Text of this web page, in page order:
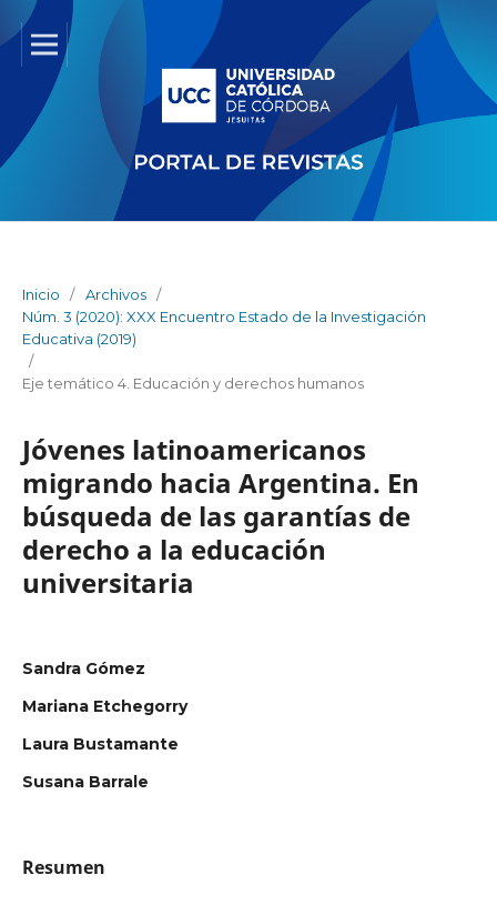
Inicio / Archivos /
Núm. 3 (2020): XXX Encuentro Estado de la Investigación
Educativa (2019)
/
Eje temático 4. Educación y derechos humanos
Jóvenes latinoamericanos
migrando hacia Argentina. En
búsqueda de las garantías de
derecho a la educación
universitaria
Sandra Gómez
Mariana Etchegorry
Laura Bustamante
Susana Barrale
Resumen